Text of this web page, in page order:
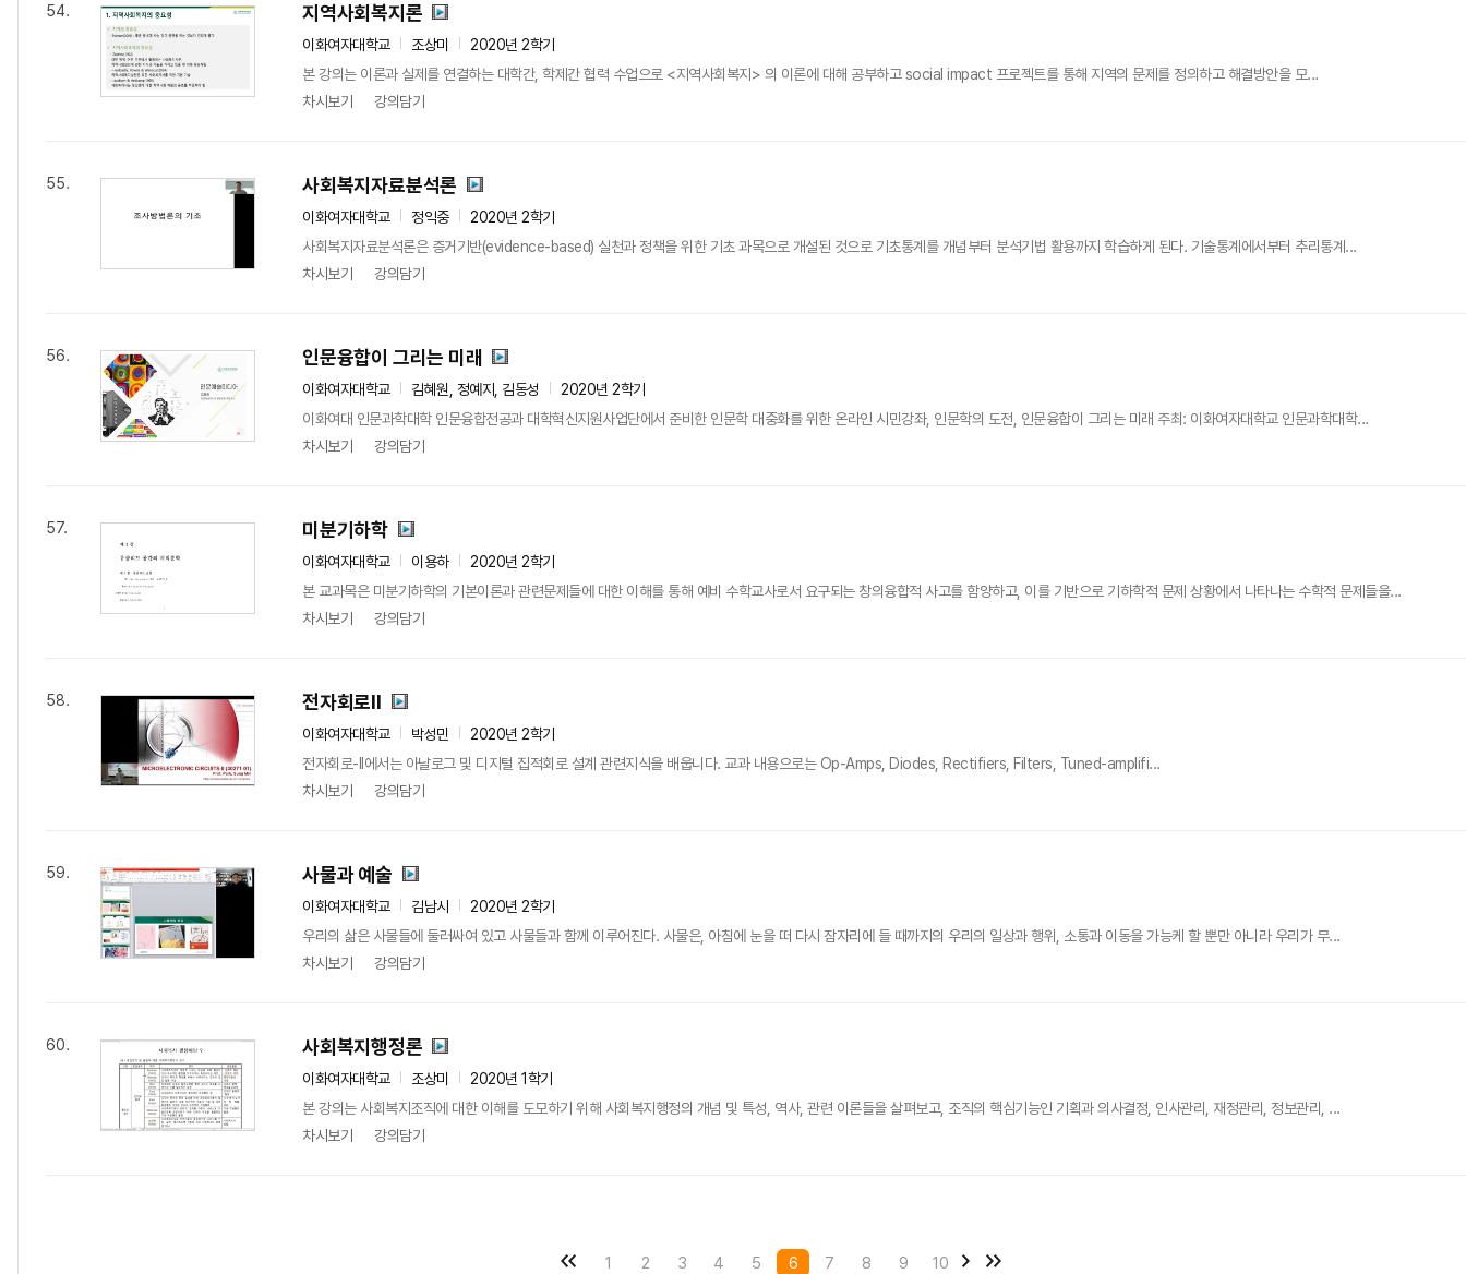
54. 지역사회복지론
이화여자대학교 조상미
2020년 2학기
본 강의는 이론과 실제를 연결하는 대학간, 학제간 협력 수업으로 <지역사회복지> 의 이론에 대해 공부하고 social impact 프로젝트를 통해 지역의 문제를 정의하고 해결방안을 모...
차시보기
강의담기
55. 사회복지자료분석론
이화여자대학교 정익중
2020년 2학기
사회복지자료분석론은 증거기반(evidence-based) 실천과 정책을 위한 기초 과목으로 개설된 것으로 기초통계를 개념부터 분석기법 활용까지 학습하게 된다. 기술통계에서부터 추리통계...
차시보기
강의담기
56. 인문융합이 그리는 미래
이화여자대학교 김혜원, 정예지, 김동성
2020년 2학기
이화여대 인문과학대학 인문융합전공과 대학혁신지원사업단에서 준비한 인문학 대중화를 위한 온라인 시민강좌, 인문학의 도전, 인문융합이 그리는 미래 주최: 이화여자대학교 인문과학대학...
차시보기
강의담기
57. 미분기하학
이화여자대학교 이용하
2020년 2학기
본 교과목은 미분기하학의 기본이론과 관련문제들에 대한 이해를 통해 예비 수학교사로서 요구되는 창의융합적 사고를 함양하고, 이를 기반으로 기하학적 문제 상황에서 나타나는 수학적 문제들을...
차시보기
강의담기
58. 전자회로II
이화여자대학교 박성민
2020년 2학기
전자회로-II에서는 아날로그 및 디지털 집적회로 설계 관련지식을 배웁니다. 교과 내용으로는 Op-Amps, Diodes, Rectifiers, Filters, Tuned-amplifi...
차시보기
강의담기
59. 사물과 예술
이화여자대학교 김남시
2020년 2학기
우리의 삶은 사물들에 둘러싸여 있고 사물들과 함께 이루어진다. 사물은, 아침에 눈을 떠 다시 잠자리에 들 때까지의 우리의 일상과 행위, 소통과 이동을 가능케 할 뿐만 아니라 우리가 무...
차시보기
강의담기
60. 사회복지행정론
이화여자대학교 조상미
2020년 1학기
본 강의는 사회복지조직에 대한 이해를 도모하기 위해 사회복지행정의 개념 및 특성, 역사, 관련 이론들을 살펴보고, 조직의 핵심기능인 기획과 의사결정, 인사관리, 재정관리, 정보관리, ...
차시보기
강의담기
1 2 3 4 5 6 7 8 9 10